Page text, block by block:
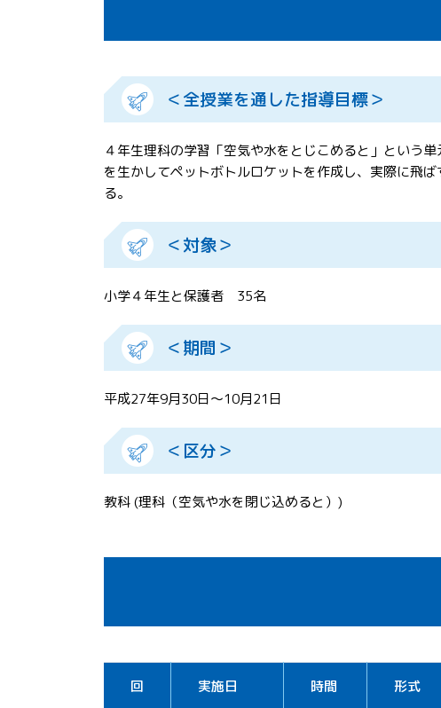
＜全授業を通した指導目標＞
４年生理科の学習「空気や水をとじこめると」という
を生かしてペットボトルロケットを作成し、実際に飛
る。
＜対象＞
小学４年生と保護者 35名
＜期間＞
平成27年9月30日～10月21日
＜区分＞
教科 (理科（空気や水を閉じ込めると）)
回 実施日 時間 形式